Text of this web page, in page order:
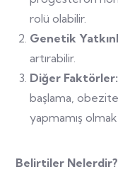
rolü olabilir.
Genetik
artırabilir.
Diğer Faktörler:
başlama,
yapmamış
Belirtiler Nelerdir?